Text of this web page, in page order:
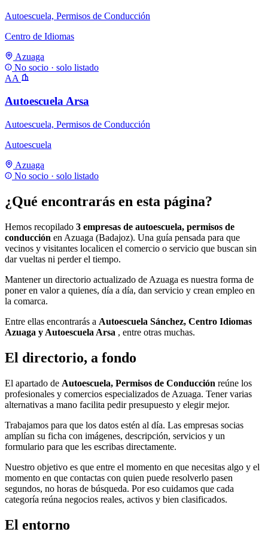
Autoescuela, Permisos de Conducción
Centro de Idiomas
Azuaga
No socio · solo listado
AA
Autoescuela Arsa
Autoescuela, Permisos de Conducción
Autoescuela
Azuaga
No socio · solo listado
¿Qué encontrarás en esta página?
Hemos recopilado 3 empresas de autoescuela, permisos de
conducción en Azuaga (Badajoz). Una guía pensada para que
vecinos y visitantes localicen el comercio o servicio que buscan sin
dar vueltas ni perder el tiempo.
Mantener un directorio actualizado de Azuaga es nuestra forma de
poner en valor a quienes, día a día, dan servicio y crean empleo en
la comarca.
Entre ellas encontrarás a Autoescuela Sánchez, Centro Idiomas
Azuaga y Autoescuela Arsa , entre otras muchas.
El directorio, a fondo
El apartado de Autoescuela, Permisos de Conducción reúne los
profesionales y comercios especializados de Azuaga. Tener varias
alternativas a mano facilita pedir presupuesto y elegir mejor.
Trabajamos para que los datos estén al día. Las empresas socias
amplían su ficha con imágenes, descripción, servicios y un
formulario para que les escribas directamente.
Nuestro objetivo es que entre el momento en que necesitas algo y el
momento en que contactas con quien puede resolverlo pasen
segundos, no horas de búsqueda. Por eso cuidamos que cada
categoría reúna negocios reales, activos y bien clasificados.
El entorno